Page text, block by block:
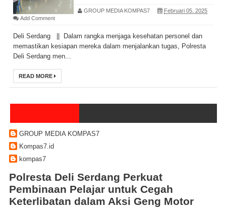
GROUP MEDIA KOMPAS7
Februari 05, 2025
Add Comment
Deli Serdang || Dalam rangka menjaga kesehatan personel dan
memastikan kesiapan mereka dalam menjalankan tugas, Polresta
Deli Serdang men...
READ MORE
GROUP MEDIA KOMPAS7
Kompas7.id
kompas7
Polresta Deli Serdang Perkuat
Pembinaan Pelajar untuk Cegah
Keterlibatan dalam Aksi Geng Motor